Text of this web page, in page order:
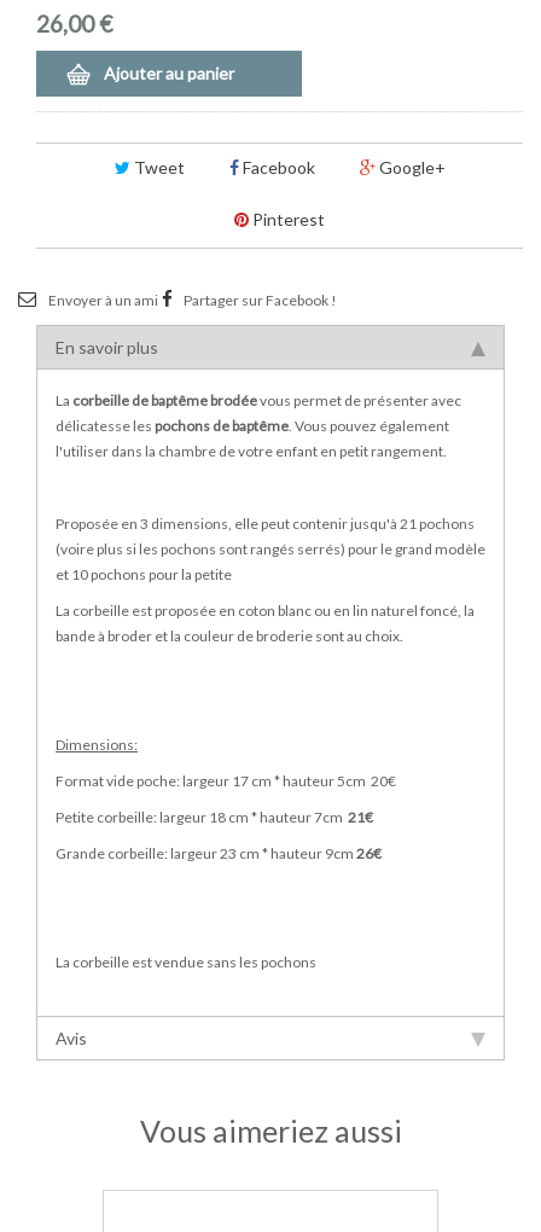
26,00 €
Ajouter au panier
Tweet Facebook Google+
Pinterest
Envoyer à un ami Partager sur Facebook !
En savoir plus
La corbeille de baptême brodéevous permet de présenter avec
délicatesse les pochons de baptême . Vous pouvez également
l'utiliser dans la chambre de votre enfant en petit rangement.
Proposée en 3 dimensions, elle peut contenir jusqu'à 21 pochons
(voire plus si les pochons sont rangés serrés) pour le grand modèle
et 10 pochons pour la petite
La corbeille est proposée en coton blanc ou en lin naturel foncé, la
bande à broder et la couleur de broderie sont au choix.
Dimensions:
Format vide poche: largeur 17 cm * hauteur 5cm 20€
Petite corbeille: largeur 18 cm * hauteur 7cm 21€
Grande corbeille: largeur 23 cm * hauteur 9cm 26€
La corbeille est vendue sans les pochons
Avis
Vous aimeriez aussi